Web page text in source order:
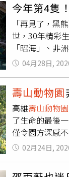
唱TWICE夯曲
的。」為了此
兩套服裝，誠
舞台，子瑜透
去年我就有去
慢變得更有自
高喊「子瑜勇
演出畫下完美
今年第4隻！
「再見了，黑
世，30年精彩
「昭海」、非
奶「瑪莉」27
優雅的步調生
了，保育員總
園區的每一天，
妳泡澡的身影
續有資深成員
莉」跟著謝幕
04月28日,
壽山動物園
高雄壽山動物園
了生命的最後
僅令園方深感
保育員與專業
感謝牠在生命
保育員的密切
02月24日,